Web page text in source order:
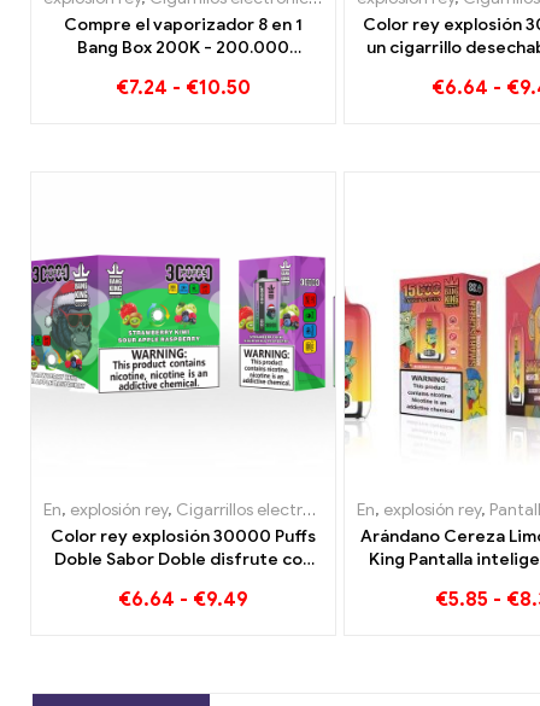
Compre el vaporizador 8 en 1
Bang Box 200K - 200.000
€7.24 - €10.50
Color rey explosión
un cigarrillo
Watermelon Bubble
€6.64 - €
En, explosión rey, Cigarrillos electrónicos desechables Lituania ,
Color rey explosión 30000 Puffs
Doble Sabor Doble disfrute con
Frambuesa
€6.64 - €9.49
En, explosión rey, Pantalla
Arándano Cereza
King Pantalla
un innovador
€5.85 - €